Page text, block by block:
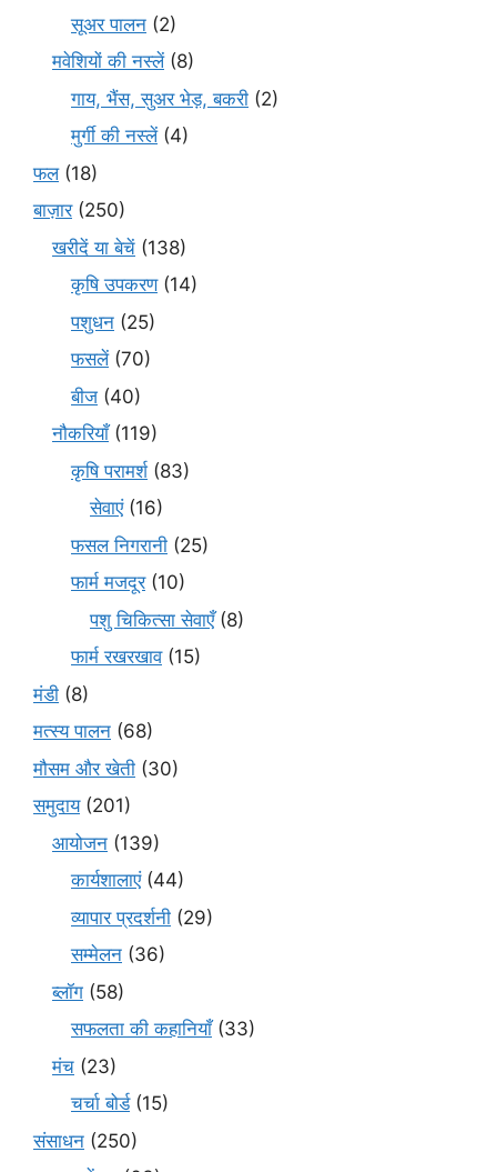
सूअर पालन (2)
मवेशियों की नस्लें(8)
गाय, भैंस, सुअर भेड़, बकरी (2)
मुर्गी की नस्लें(4)
फल(18)
बाज़ार(250)
खरीदें या बेचें (138)
कृषि उपकरण(14)
पशुधन (25)
फसलें(70)
बीज (40)
नौकरियाँ(119)
कृषि परामर्श(83)
सेवाएं(16)
फसल निगरानी (25)
फार्म मजदूर(10)
पशु चिकित्सा सेवाएँ(8)
फार्म रखरखाव(15)
मंडी (8)
मत्स्य पालन (68)
मौसम और खेती (30)
समुदाय(201)
आयोजन (139)
कार्यशालाएं(44)
व्यापार प्रदर्शनी (29)
सम्मेलन (36)
ब्लॉग (58)
सफलता की कहानियाँ(33)
मंच (23)
चर्चा बोर्ड(15)
संसाधन (250)